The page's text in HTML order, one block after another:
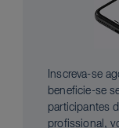
Inscreva-se
beneficie-se
participantes
profissional,